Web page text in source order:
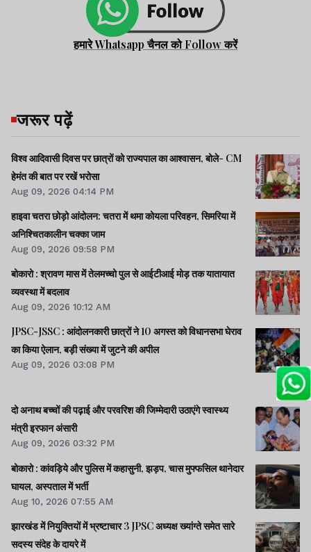
हमारे Whatsapp चैनल को Follow करें
जरूर पढ़ें
विश्व आदिवासी दिवस पर छात्रों को राज्यपाल का आश्वासन, बोले- CM
हेमंत की बात पर रखें भरोसा
Aug 09, 2026 04:14 PM
हाइवा चतरा छोड़ो आंदोलन: चतरा में थमा कोयला परिवहन, सिमरिया में
अनिश्चितकालीन चक्का जाम
Aug 09, 2026 09:58 PM
बोकारो : श्रावण मास में तेलमच्चो पुल से आईटीआई मोड़ तक यातायात
व्यवस्था में बदलाव
Aug 09, 2026 10:12 AM
JPSC-JSSC : आंदोलनकारी छात्रों ने 10 अगस्त को विधानसभा घेराव
का किया ऐलान, बड़ी संख्या में जुटने की अपील
Aug 09, 2026 03:08 PM
दो अनाथ बच्चों की पढ़ाई और परवरिश की जिम्मेदारी उठाएंगे स्वास्थ्य
मंत्री इरफान अंसारी
Aug 09, 2026 03:32 PM
बोकारो : कांवड़िये और पुलिस में कहासुनी, झड़प, चास मुफ्फसिल थानेदार
घायल, अस्पताल में भर्ती
Aug 10, 2026 07:55 AM
झारखंड में नियुक्तियों में भ्रष्टाचार 3 JPSC अध्यक्ष ख्यांग्ते समेत सारे
सदस्य संदेह के दायरे में